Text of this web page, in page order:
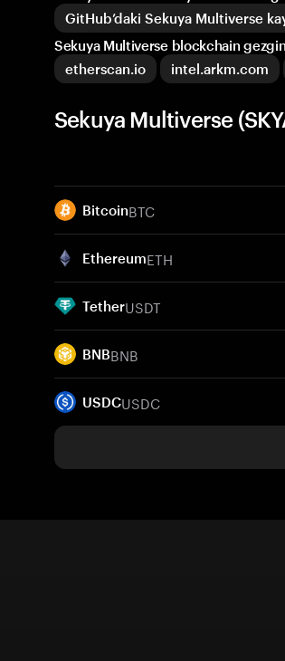
GitHub’daki Sekuya Multiverse
Sekuya Multiverse blockchain
etherscan.io
intel.arkm.com
Sekuya Multiverse
BitcoinBTC
EthereumETH
TetherUSDT
BNBBNB
USDCUSDC